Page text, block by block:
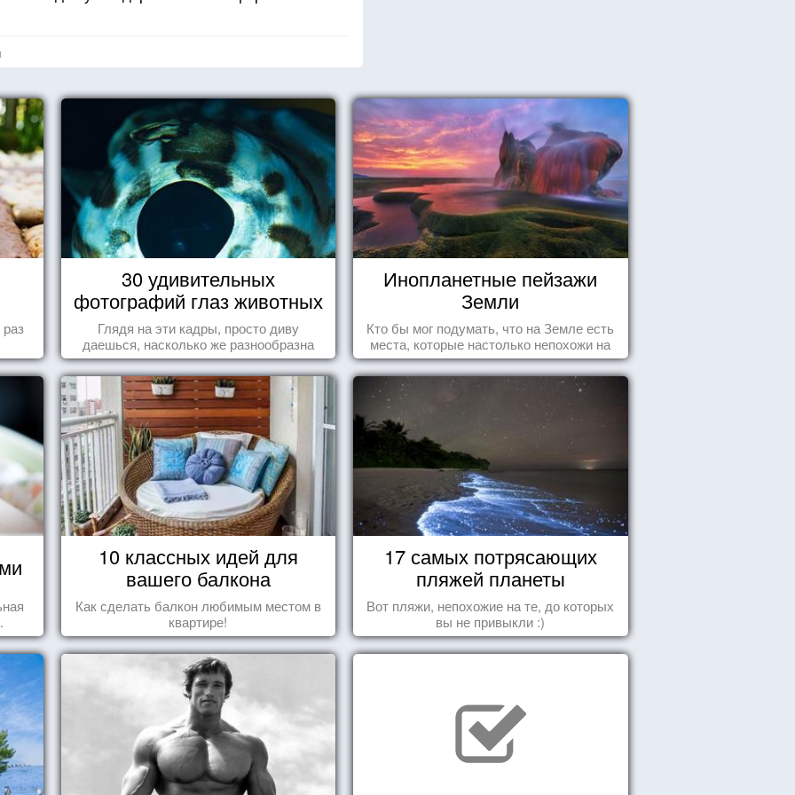
противоположностей для того, чтобы
Одной противополжностью должна быть
от этого.
в обязанностях дочери, сестры и, со
необходимо самопожертвование,
утрам.
например, пытливым умом, лучше
юмора приветствуется, мудрость — нет
время, чтобы распуститься.
30 удивительных
фотографий глаз животных
Глядя на эти кадры, просто диву
даешься, насколько же разнообразна
природа нашего мира!
Инопланетные пейзажи
Земли
Кто бы мог подумать, что на Земле есть
места, которые настолько непохожи на
привычные для человечества пейзажи,
что кажутся и вовсе инопланетными!
10 классных идей для
вашего балкона
Как сделать балкон любимым местом в
квартире!
17 самых потрясающих
пляжей планеты
Вот пляжи, непохожие на те, до которых
вы не привыкли :)